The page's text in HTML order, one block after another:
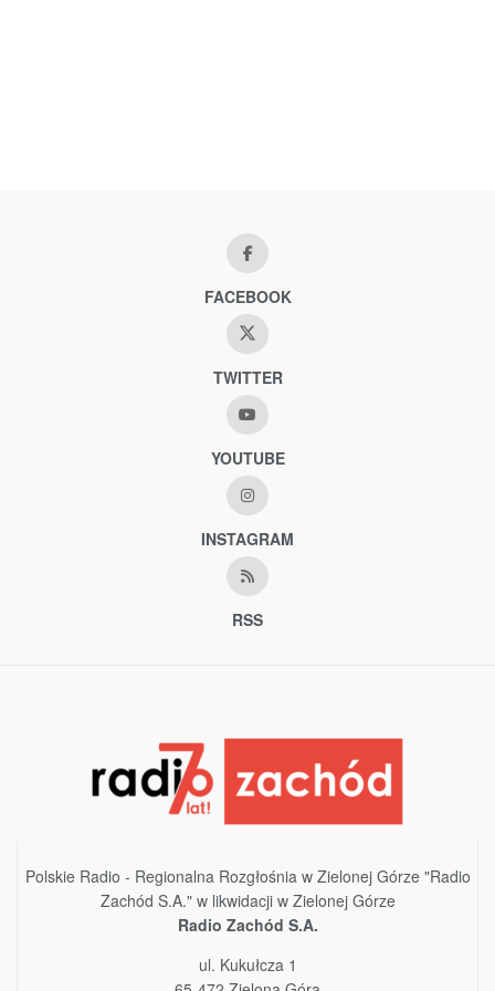
FACEBOOK
TWITTER
YOUTUBE
INSTAGRAM
RSS
Polskie Radio - Regionalna Rozgłośnia w Zielonej Górze "Radio
Zachód S.A." w likwidacji w Zielonej Górze
Radio Zachód S.A.
ul. Kukułcza 1